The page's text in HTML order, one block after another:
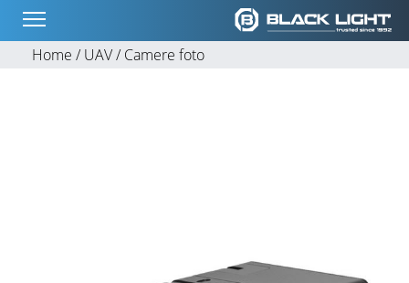
Home /UAV /Camere foto